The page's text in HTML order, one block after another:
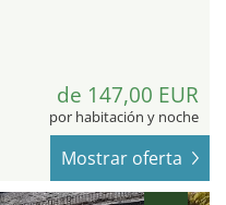
de 147,00 EUR
por habitación y noche
Mostrar oferta